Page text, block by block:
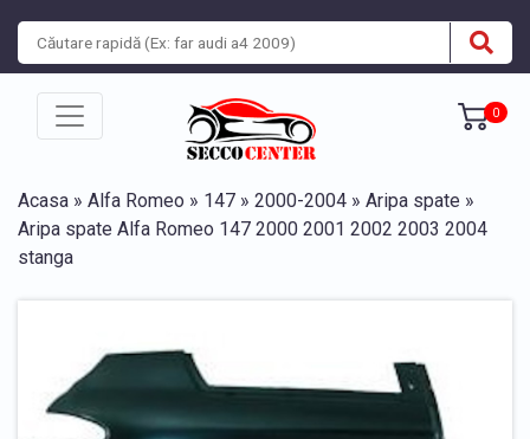
0
Acasa » Alfa Romeo » 147 » 2000-2004 » Aripa spate »
Aripa spate Alfa Romeo 147 2000 2001 2002 2003 2004
stanga